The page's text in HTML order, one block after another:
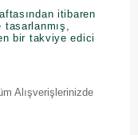
itibaren
tasarlanmış,
bir takviye edici
Alışverişlerinizde